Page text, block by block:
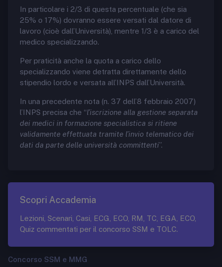
In particolare i 2/3 di questa percentuale (che sia
25% o 17%) dovranno essere versati dal datore di
lavoro (cioè dall’Università), mentre 1/3 è a carico del
medico specializzando.
Per praticità anche la quota a carico dello
specializzando viene detratta direttamente dello
stipendio lordo e versata all’INPS dall’Università.
In una precedente nota (n. 37 dell’8 febbraio 2007)
l’INPS precisa che “l’iscrizione alla gestione separata
dei medici in formazione specialistica si ritiene
validamente effettuata tramite l’invio telematico dei
dati da parte delle università committenti”.
Scopri Accademia
Lezioni, Scenari, Casi, ECG, ECO, RM, TC, EGA, ECO,
Quiz commentati per il concorso SSM e TOLC.
Concorso SSM e MMG